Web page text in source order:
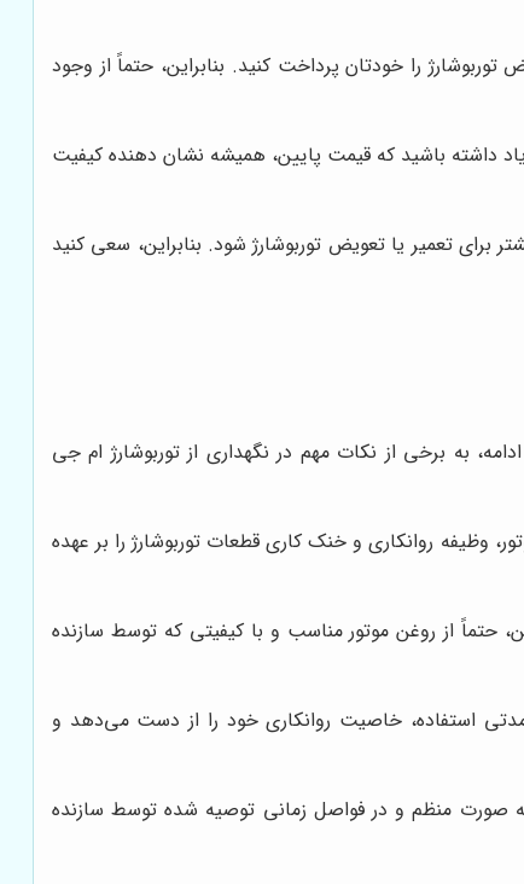
را خودتان پرداخت کنید. بنابراین، حتماً از وجود
یاد داشته باشید که قیمت پایین، همیشه نشان دهنده کیفیت
تعمیر یا تعویض توربوشارژ شود. بنابراین، سعی کنید
به برخی از نکات مهم در نگهداری از توربوشارژ ام جی
وظیفه روانکاری و خنک کاری قطعات توربوشارژ را بر عهده
حتماً از روغن موتور مناسب و با کیفیتی که توسط سازنده
استفاده، خاصیت روانکاری خود را از دست می‌دهد و
به صورت منظم و در فواصل زمانی توصیه شده توسط سازنده